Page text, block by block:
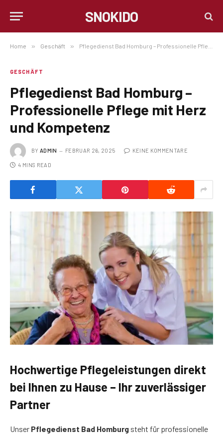
SNOKIDO
Home » Geschäft » Pflegedienst Bad Homburg – Professionelle Pflege mit Herz und Kompetenz
GESCHÄFT
Pflegedienst Bad Homburg –
Professionelle Pflege mit Herz
und Kompetenz
BY ADMIN FEBRUAR 26, 2025 KEINE KOMMENTARE
4 MINS READ
Hochwertige Pflegeleistungen direkt
bei Ihnen zu Hause – Ihr zuverlässiger
Partner
Unser Pflegedienst Bad Homburg steht für professionelle